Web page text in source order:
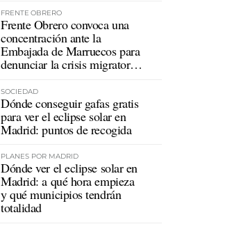
FRENTE OBRERO
Frente Obrero convoca una
concentración ante la
Embajada de Marruecos para
denunciar la crisis migratoria
SOCIEDAD
Dónde conseguir gafas gratis
para ver el eclipse solar en
Madrid: puntos de recogida
PLANES POR MADRID
Dónde ver el eclipse solar en
Madrid: a qué hora empieza
y qué municipios tendrán
totalidad